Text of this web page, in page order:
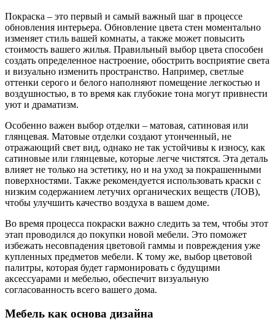
Покраска – это первый и самый важный шаг в процессе
обновления интерьера. Обновление цвета стен моментально
изменяет стиль вашей комнаты, а также может повысить
стоимость вашего жилья. Правильный выбор цвета способен
создать определенное настроение, обострить восприятие света
и визуально изменить пространство. Например, светлые
оттенки серого и белого наполняют помещение легкостью и
воздушностью, в то время как глубокие тона могут привнести
уют и драматизм.
Особенно важен выбор отделки – матовая, сатиновая или
глянцевая. Матовые отделки создают утонченный, не
отражающий свет вид, однако не так устойчивы к износу, как
сатиновые или глянцевые, которые легче чистятся. Эта деталь
влияет не только на эстетику, но и на уход за покрашенными
поверхностями. Также рекомендуется использовать краски с
низким содержанием летучих органических веществ (ЛОВ),
чтобы улучшить качество воздуха в вашем доме.
Во время процесса покраски важно следить за тем, чтобы этот
этап проводился до покупки новой мебели. Это поможет
избежать несовпадения цветовой гаммы и повреждения уже
купленных предметов мебели. К тому же, выбор цветовой
палитры, которая будет гармонировать с будущими
аксессуарами и мебелью, обеспечит визуальную
согласованность всего вашего дома.
Мебель как основа дизайна